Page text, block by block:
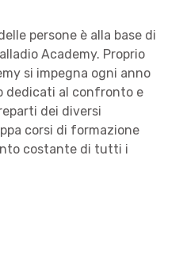
persone è alla base di
Academy. Proprio
si impegna ogni anno
dedicati al confronto e
dei diversi
corsi di formazione
costante di tutti i